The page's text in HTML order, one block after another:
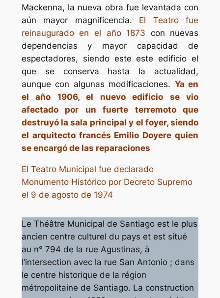
Mackenna, la nueva obra fue levantada con
aún mayor magnificencia. El Teatro fue
reinaugurado en el año 1873 con nuevas
dependencias y mayor capacidad de
espectadores, siendo este este edificio el
que se conserva hasta la actualidad,
aunque con algunas modificaciones. Ya en
el año 1906, el nuevo edificio se vio
afectado por un fuerte terremoto que
destruyó la sala principal y el foyer, siendo
el arquitecto francés Emilio Doyere quien
se encargó de las reparaciones
El Teatro Municipal fue declarado
Monumento Histórico por Decreto Supremo
el 9 de agosto de 1974
Le Théâtre Municipal de Santiago est le plus
ancien centre culturel du pays et est situé
au n° 794 de la rue Agustinas, à
l’intersection avec la rue San Antonio ; dans
le centre historique de la région
métropolitaine de Santiago. La construction